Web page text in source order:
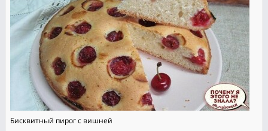
Бисквитный пирог с вишней